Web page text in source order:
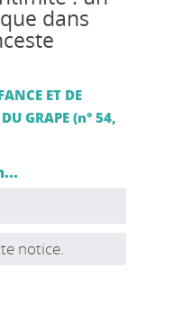
dans
ET DE
GRAPE (n° 54,
notice.